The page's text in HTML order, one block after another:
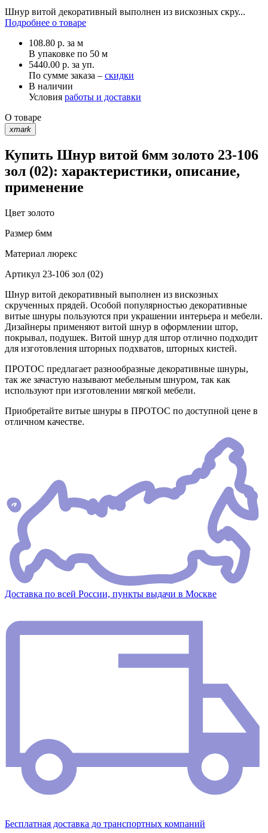
Шнур витой декоративный выполнен из вискозных скру...
Подробнее о товаре
108.80 р. за м
В упаковке по 50 м
5440.00 р. за уп.
По сумме заказа – скидки
В наличии
Условия работы и доставки
О товаре
xmark
Купить Шнур витой 6мм золото 23-106
зол (02): характеристики, описание,
применение
Цвет золото
Размер 6мм
Материал люрекс
Артикул 23-106 зол (02)
Шнур витой декоративный выполнен из вискозных
скрученных прядей. Особой популярностью декоративные
витые шнуры пользуются при украшении интерьера и мебели.
Дизайнеры применяют витой шнур в оформлении штор,
покрывал, подушек. Витой шнур для штор отлично подходит
для изготовления шторных подхватов, шторных кистей.
ПРОТОС предлагает разнообразные декоративные шнуры,
так же зачастую называют мебельным шнуром, так как
используют при изготовлении мягкой мебели.
Приобретайте витые шнуры в ПРОТОС по доступной цене в
отличном качестве.
Доставка по всей России, пункты выдачи в Москве
Бесплатная доставка до транспортных компаний